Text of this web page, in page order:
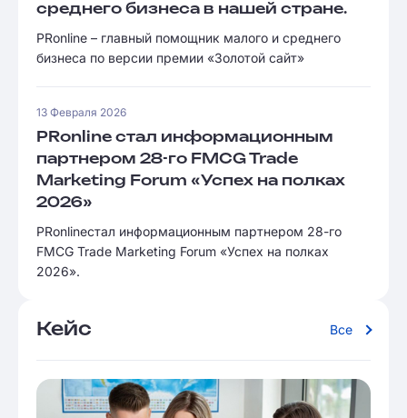
среднего бизнеса в нашей стране.
PRonline – главный помощник малого и среднего
бизнеса по версии премии «Золотой сайт»
13 Февраля 2026
PRonline стал информационным
партнером 28-го FMCG Trade
Marketing Forum «Успех на полках
2026»
PRonlineстал информационным партнером 28-го
FMCG Trade Marketing Forum «Успех на полках
2026».
Кейс Все